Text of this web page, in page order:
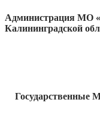
Администрация МО
Калининградской
Государственные